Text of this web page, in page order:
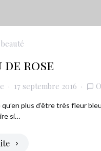
de rose
17 septembre 2016
qu’en plus d’être très fleur
si…